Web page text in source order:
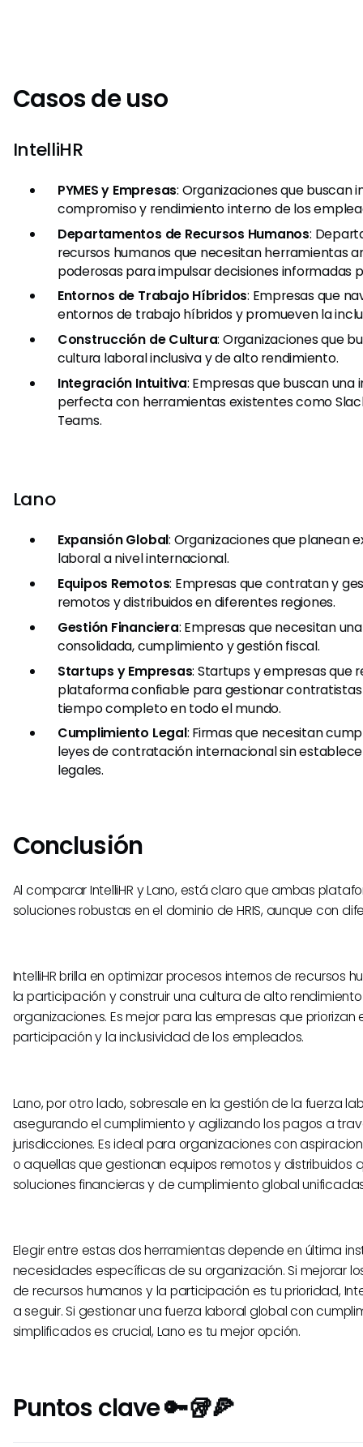
Casos de uso
IntelliHR
PYMES y Empresas: Organizaciones que buscan
compromiso y rendimiento interno de los
Departamentos de Recursos Humanos:
recursos humanos que necesitan herramientas
poderosas para impulsar decisiones informadas
Entornos de Trabajo Híbridos: Empresas que
entornos de trabajo híbridos y promueven la
Construcción de Cultura: Organizaciones que
cultura laboral inclusiva y de alto rendimiento.
Integración Intuitiva: Empresas que buscan una
perfecta con herramientas existentes como
Teams.
Lano
Expansión Global: Organizaciones que planean
laboral a nivel internacional.
Equipos Remotos: Empresas que contratan y
remotos y distribuidos en diferentes regiones.
Gestión Financiera: Empresas que necesitan
consolidada, cumplimiento y gestión fiscal.
Startups y Empresas: Startups y empresas que
plataforma confiable para gestionar
tiempo completo en todo el mundo.
Cumplimiento Legal: Firmas que necesitan
leyes de contratación internacional sin
legales.
Conclusión
Al comparar IntelliHR y Lano, está claro que ambas
soluciones robustas en el dominio de HRIS, aunque con
IntelliHR brilla en optimizar procesos internos de recursos
la participación y construir una cultura de alto
organizaciones. Es mejor para las empresas que priorizan
participación y la inclusividad de los empleados.
Lano, por otro lado, sobresale en la gestión de la fuerza
asegurando el cumplimiento y agilizando los pagos a
jurisdicciones. Es ideal para organizaciones con
o aquellas que gestionan equipos remotos y distribuidos
soluciones financieras y de cumplimiento global
Elegir entre estas dos herramientas depende en última
necesidades específicas de su organización. Si mejorar
de recursos humanos y la participación es tu prioridad,
a seguir. Si gestionar una fuerza laboral global con
simplificados es crucial, Lano es tu mejor opción.
Puntos clave 🔑🥡🍕